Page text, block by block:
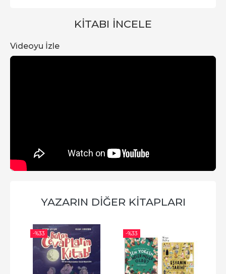
KITABI İNCELE
Videoyu İzle
YAZARIN DIĞER KITAPLARI
-%33 -%33